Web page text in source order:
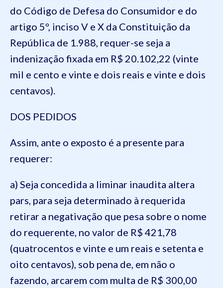
do Código de Defesa do Consumidor e do
artigo 5º, inciso V e X da Constituição da
República de 1.988, requer-se seja a
indenização fixada em R$ 20.102,22 (vinte
mil e cento e vinte e dois reais e vinte e dois
centavos).
DOS PEDIDOS
Assim, ante o exposto é a presente para
requerer:
a) Seja concedida a liminar inaudita altera
pars, para seja determinado à requerida
retirar a negativação que pesa sobre o nome
do requerente, no valor de R$ 421,78
(quatrocentos e vinte e um reais e setenta e
oito centavos), sob pena de, em não o
fazendo, arcarem com multa de R$ 300,00